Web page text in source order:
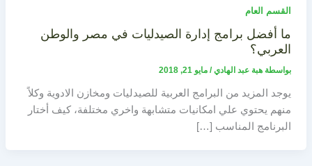
القسم العام
ما أفضل برامج إدارة الصيدليات في مصر والوطن
العربي؟
بواسطة هبة عبد الهادي/ مايو 21, 2018
يوجد المزيد من البرامج العربية للصيدليات ومخازن الادوية وكلاً
منهم يحتوي علي امكانيات متشابهة واخري مختلفة، كيف أختار
البرنامج المناسب […]